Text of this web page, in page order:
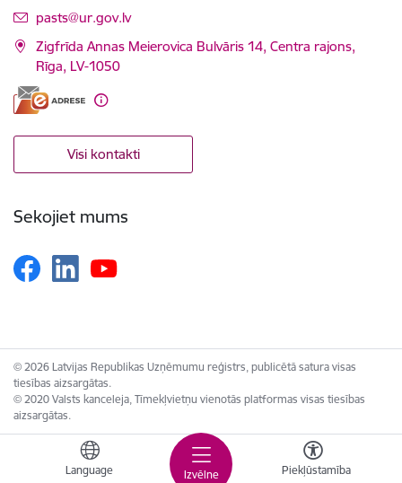
Izvēlne
Language Piekļūstamība
E-pasts:
pasts@ur.gov.lv
Zigfrīda Annas Meierovica Bulvāris 14, Centra rajons,
Rīga, LV-1050
Visi kontakti
Sekojiet mums
© 2026 Latvijas Republikas Uzņēmumu reģistrs, publicētā satura visas
tiesības aizsargātas.
© 2020 Valsts kanceleja, Tīmekļvietņu vienotās platformas visas tiesības
aizsargātas.